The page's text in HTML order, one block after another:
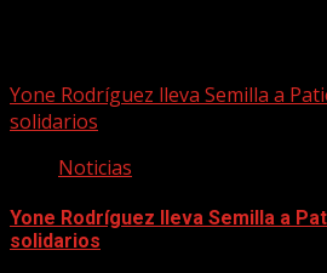
Yone Rodríguez lleva Semilla a
solidarios
Noticias
Yone Rodríguez lleva Semilla a
solidarios